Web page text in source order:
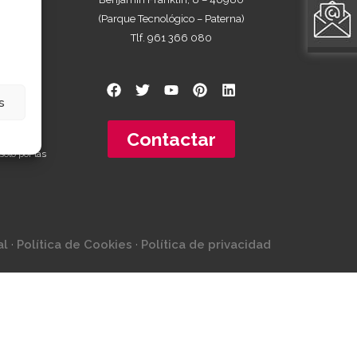
18:30
por las
(Parque Tecnológico – Paterna)
Tlf. 961 366 080
Contactar
· Política de Cookies · Política de privacidad